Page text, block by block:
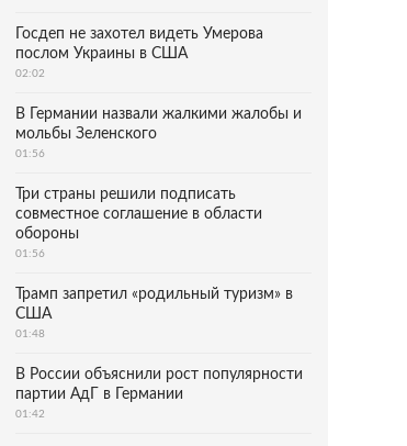
Госдеп не захотел видеть Умерова
послом Украины в США
02:02
В Германии назвали жалкими жалобы и
мольбы Зеленского
01:56
Три страны решили подписать
совместное соглашение в области
обороны
01:56
Трамп запретил «родильный туризм» в
США
01:48
В России объяснили рост популярности
партии АдГ в Германии
01:42